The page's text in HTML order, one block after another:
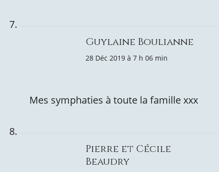
Guylaine Boulianne
28 Déc 2019 à 7 h 06 min
Mes symphaties à toute la famille xxx
Pierre et Cécile
Beaudry